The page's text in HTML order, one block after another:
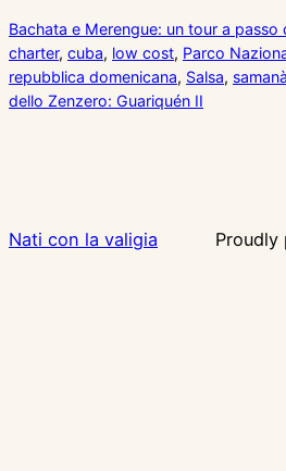
Bachata e Merengue: un tour a passo
charter, cuba, low cost, Parco
repubblica domenicana, Salsa, samanà
dello Zenzero: Guariquén II
Nati con la valigia Proudly